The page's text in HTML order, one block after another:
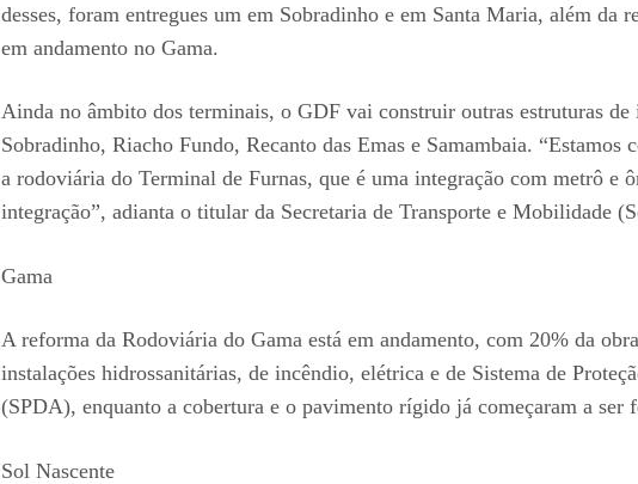
desses, foram entregues um em Sobradinho e em Santa Maria, além da
em andamento no Gama.
Ainda no âmbito dos terminais, o GDF vai construir outras estruturas
Sobradinho, Riacho Fundo, Recanto das Emas e Samambaia.
a rodoviária do Terminal de Furnas, que é uma integração com metrô e
integração”, adianta o titular da Secretaria de Transporte e Mobilidade
Gama
A reforma da Rodoviária do Gama está em andamento, com 20% da
instalações hidrossanitárias, de incêndio, elétrica e de Sistema de
(SPDA), enquanto a cobertura e o pavimento rígido já começaram a ser
Sol Nascente